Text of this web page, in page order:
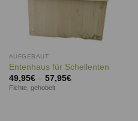
AUFGEBAUT
Entenhaus für Schellenten
49,95€– 57,95€
Fichte, gehobelt